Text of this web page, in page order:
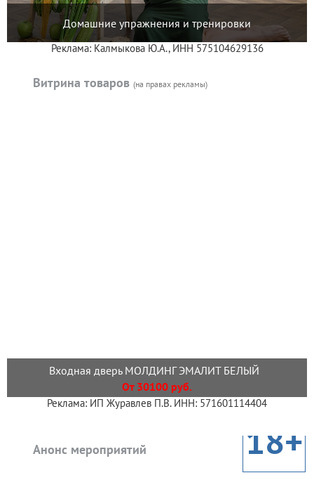
Домашние упражнения и тренировки
Реклама: Калмыкова Ю.А., ИНН 575104629136
Витрина товаров (на правах рекламы)
Входная дверь МОЛДИНГ ЭМАЛИТ БЕЛЫЙ
От 30100 руб.
Реклама: ИП Журавлев П.В. ИНН: 571601114404
Анонс мероприятий 18+